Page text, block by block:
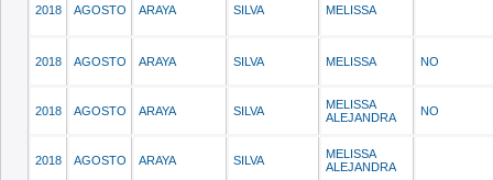
2018 AGOSTO ARAYA SILVA MELISSA
2018 AGOSTO ARAYA SILVA MELISSA NO
2018 AGOSTO ARAYA SILVA
MELISSA
ALEJANDRA
NO
2018 AGOSTO ARAYA SILVA
MELISSA
ALEJANDRA